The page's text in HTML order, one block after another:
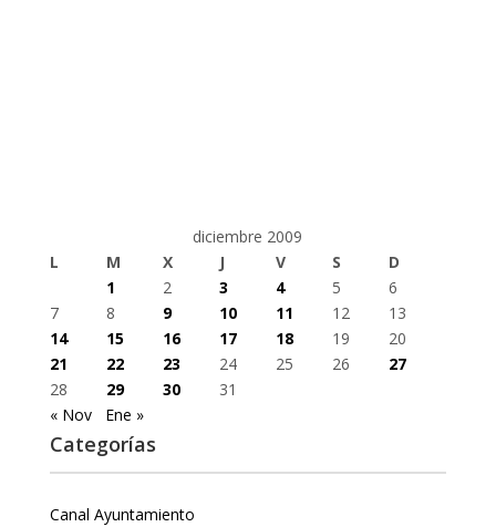
diciembre 2009
L
M X J V S
D
1
2 3 4 5
6
7
8 9 10 11 12
13
14
15 16 17 18 19
20
21
22 23 24 25 26
27
28
29 30
31
« Nov
Ene »
Categorías
Canal Ayuntamiento